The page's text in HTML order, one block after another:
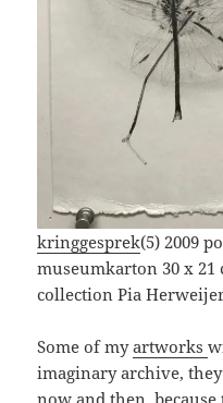
kringgesprek(5) 2009
museumkarton 30 x 21
collection Pia
Some of myartworks
imaginary archive,